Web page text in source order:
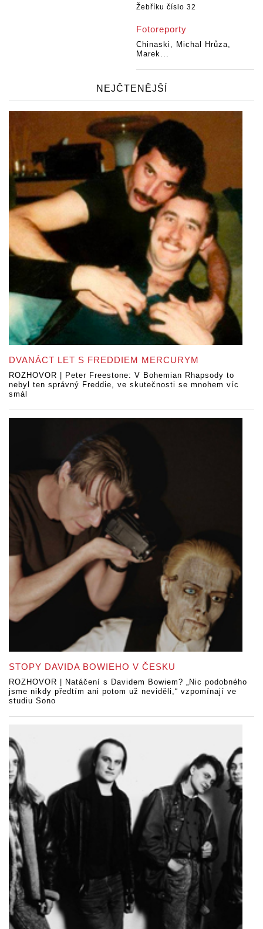
Fotoreporty
Chinaski, Michal Hrůza,
Marek...
NEJČTENĚJŠÍ
DVANÁCT LET S FREDDIEM MERCURYM
ROZHOVOR | Peter Freestone: V Bohemian Rhapsody to
nebyl ten správný Freddie, ve skutečnosti se mnohem víc
smál
STOPY DAVIDA BOWIEHO V ČESKU
ROZHOVOR | Natáčení s Davidem Bowiem? „Nic podobného
jsme nikdy předtím ani potom už neviděli,“ vzpomínají ve
studiu Sono